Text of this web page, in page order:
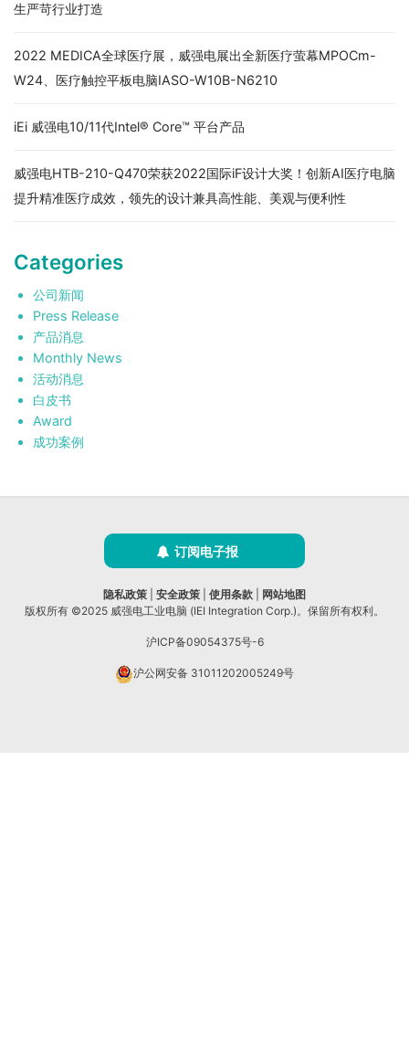
生严苛行业打造
2022 MEDICA全球医疗展，威强电展出全新医疗萤幕MPOCm-
W24、医疗触控平板电脑IASO-W10B-N6210
iEi 威强电10/11代Intel® Core™ 平台产品
威强电HTB-210-Q470荣获2022国际iF设计大奖！创新AI医疗电脑
提升精准医疗成效，领先的设计兼具高性能、美观与便利性
Categories
公司新闻
Press Release
产品消息
Monthly News
活动消息
白皮书
Award
成功案例
订阅电子报
隐私政策 安全政策 使用条款
网站地图
版权所有 ©2025 威强电工业电脑 (IEI Integration Corp.)。保留所有权利。
沪ICP备09054375号-6
沪公网安备 31011202005249号